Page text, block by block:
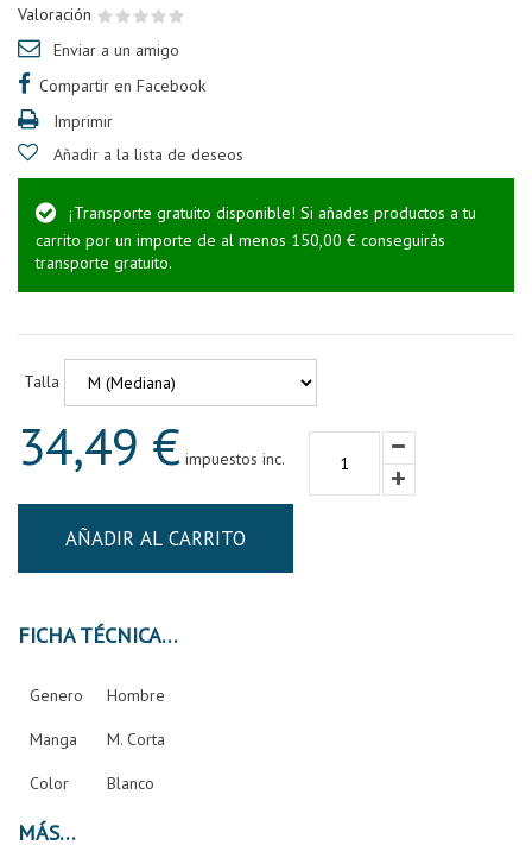
Valoración
Enviar a un amigo
Compartir en Facebook
Imprimir
Añadir a la lista de deseos
¡Transporte gratuito disponible! Si añades productos a tu
carrito por un importe de al menos 150,00 € conseguirás
transporte gratuito.
Talla
34,49 € impuestos inc.
AÑADIR AL CARRITO
FICHA TÉCNICA
Genero Hombre
Manga M. Corta
Color Blanco
MÁS